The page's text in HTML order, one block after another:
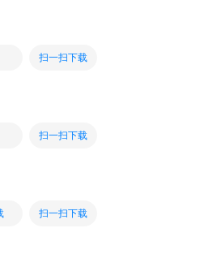
扫一扫下载
扫一扫下载
扫一扫下载